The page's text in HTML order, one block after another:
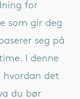
for
som gir deg
seg på
I denne
hvordan det
du bør